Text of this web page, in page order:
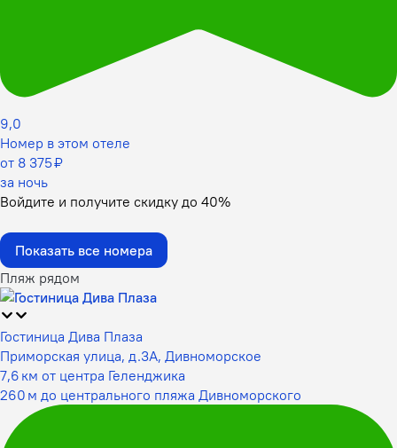
9,0
Номер в этом отеле
от 8 375 ₽
за ночь
Войдите и получите скидку до 40%
Показать все номера
Пляж рядом
Гостиница Дива Плаза
Приморская улица, д.3А, Дивноморское
7,6 км от центра Геленджика
260 м до центрального пляжа Дивноморского